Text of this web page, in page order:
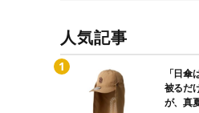
人気記事
「日
被るだ
が、真